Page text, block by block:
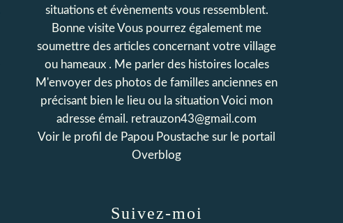
situations et évènements vous ressemblent.
Bonne visite Vous pourrez également me
soumettre des articles concernant votre village
ou hameaux . Me parler des histoires locales
M'envoyer des photos de familles anciennes en
précisant bien le lieu ou la situation Voici mon
adresse émail. retrauzon43@gmail.com
Voir le profil de Papou Poustache sur le portail
Overblog
Suivez-moi